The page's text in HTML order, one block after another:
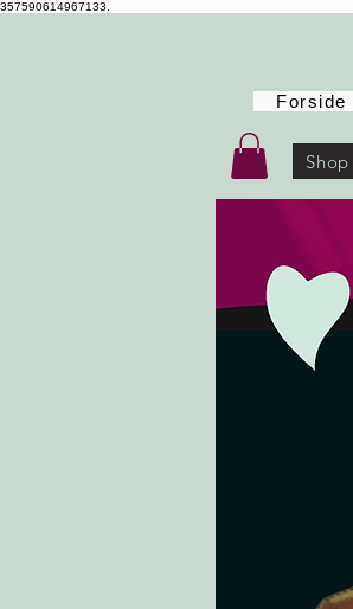
357590614967133.
Forside
Shop